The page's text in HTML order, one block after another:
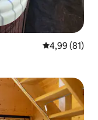
4,99 (81)